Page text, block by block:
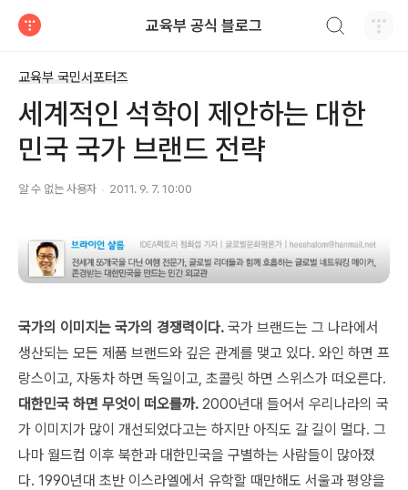
교육부 공식 블로그
교육부 국민서포터즈
세계적인 석학이 제안하는 대한
민국 국가 브랜드 전략
알 수 없는 사용자 2011. 9. 7. 10:00
국가의 이미지는 국가의 경쟁력이다. 국가 브랜드는 그 나라에서
생산되는 모든 제품 브랜드와 깊은 관계를 맺고 있다. 와인 하면 프
랑스이고, 자동차 하면 독일이고, 초콜릿 하면 스위스가 떠오른다.
대한민국 하면 무엇이 떠오를까. 2000년대 들어서 우리나라의 국
가 이미지가 많이 개선되었다고는 하지만 아직도 갈 길이 멀다. 그
나마 월드컵 이후 북한과 대한민국을 구별하는 사람들이 많아졌
다. 1990년대 초반 이스라엘에서 유학할 때만해도 서울과 평양을